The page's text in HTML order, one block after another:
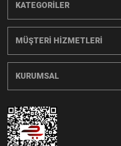
KATEGORİLER
MÜŞTERİ HİZMETLERİ
KURUMSAL